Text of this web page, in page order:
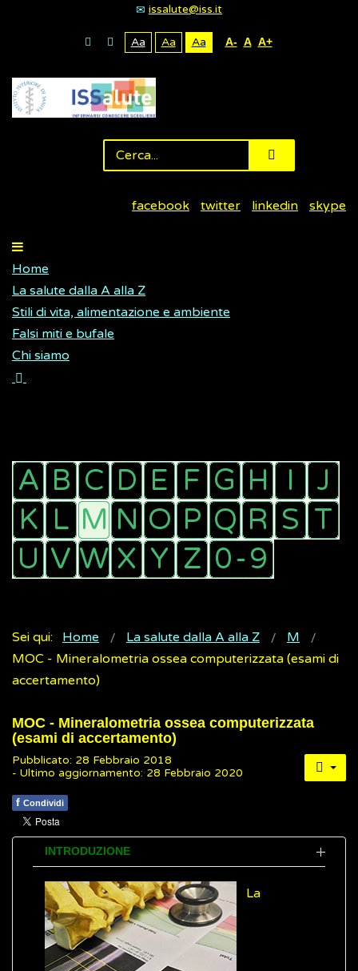
issalute@iss.it
Aa Aa Aa A- A A+
facebook twitter linkedin skype
Home
La salute dalla A alla Z
Stili di vita, alimentazione e ambiente
Falsi miti e bufale
Chi siamo
Sei qui: Home La salute dalla A alla Z
M
MOC - Mineralometria ossea computerizzata (esami di
accertamento)
MOC - Mineralometria ossea computerizzata
(esami di accertamento)
Pubblicato: 28 Febbraio 2018
- Ultimo aggiornamento: 28 Febbraio 2020
f Condividi
INTRODUZIONE
La